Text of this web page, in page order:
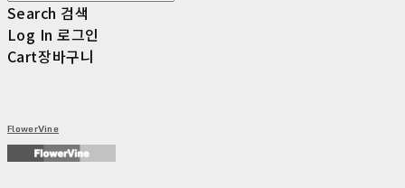
Search 검색
Log In 로그인
Cart장바구니
FlowerVine